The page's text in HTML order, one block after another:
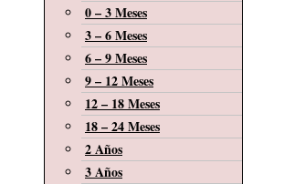
0 – 3 Meses
3 – 6 Meses
6 – 9 Meses
9 – 12 Meses
12 – 18 Meses
18 – 24 Meses
2 Años
3 Años